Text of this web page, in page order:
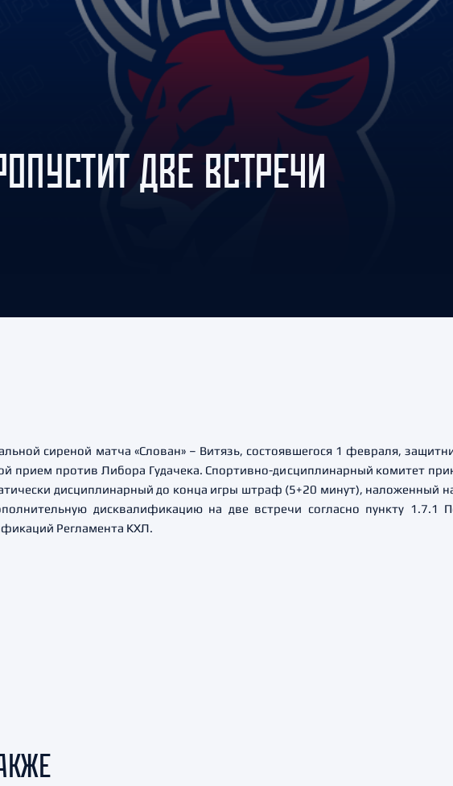
Амур
Барыс
Салават Юлаев
Сибирь
ДВЕ ВСТРЕЧИ
сиреной матча «Слован» – Витязь, состоявшегося 1 февраля,
прием против Либора Гудачека. Спортивно-дисциплинарный комитет
дисциплинарный до конца игры штраф (5+20 минут), наложенный
дисквалификацию на две встречи согласно пункту 1.7.1
Регламента КХЛ.